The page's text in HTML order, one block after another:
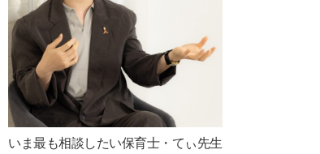
いま最も相談したい保育士・てぃ先生